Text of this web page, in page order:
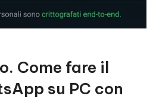
Come fare il
su PC con